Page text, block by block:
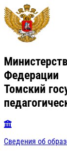
Федерации
Томский
Сведения об